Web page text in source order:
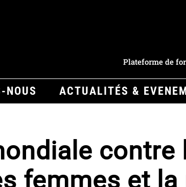
Plateforme de
NOUS ACTUALITÉS &
contre
femmes et la